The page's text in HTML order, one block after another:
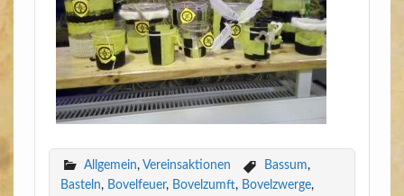
Allgemein, Vereinsaktionen Bassum,
Basteln, Bovelfeuer, Bovelzumft, Bovelzwerge,